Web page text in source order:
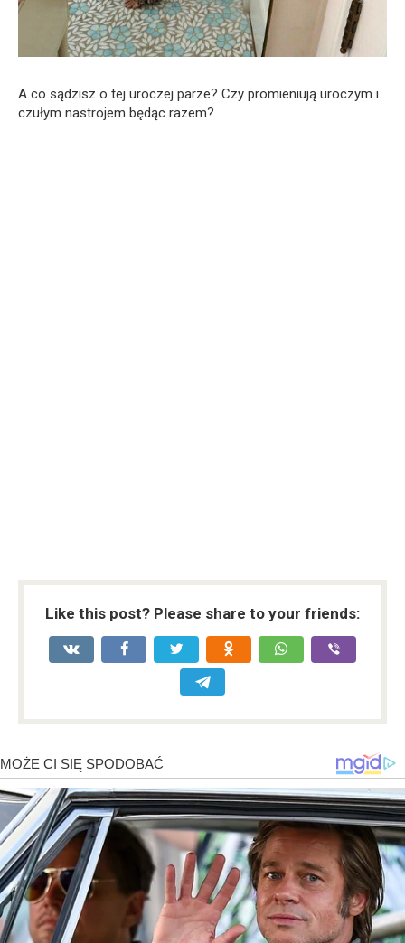
A co sądzisz o tej uroczej parze? Czy promieniują uroczym i
czułym nastrojem będąc razem?
Like this post? Please share to your friends: